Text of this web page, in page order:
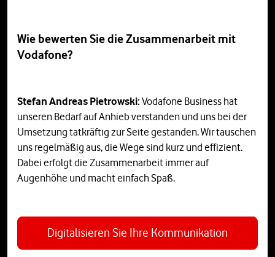
Wie bewerten Sie die Zusammenarbeit mit
Vodafone?
Stefan Andreas Pietrowski: Vodafone Business hat
unseren Bedarf auf Anhieb verstanden und uns bei der
Umsetzung tatkräftig zur Seite gestanden. Wir tauschen
uns regelmäßig aus, die Wege sind kurz und effizient.
Dabei erfolgt die Zusammenarbeit immer auf
Augenhöhe und macht einfach Spaß.
Digitalisieren Sie Ihre Kommunikation